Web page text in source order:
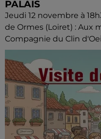
PALAIS
Jeudi 12 novembre à
de Ormes (Loiret) : Aux
Compagnie du Clin